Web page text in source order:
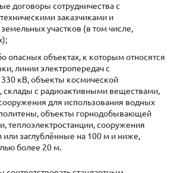
договоры сотрудничества с
заказчиками и
участков (в том числе,
опасных объектах, к которым относятся
линии электропередач с
кВ, объекты космической
склады с радиоактивными веществами,
для использования водных
объекты горнодобывающей
теплоэлектростанции, сооружения
или заглублённые на 100 м и ниже,
более 20 м.